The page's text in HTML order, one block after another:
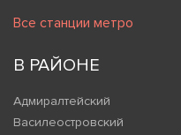
Все станции метро
В РАЙОНЕ
Адмиралтейский
Василеостровский